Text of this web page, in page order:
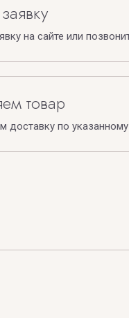
на сайте или
товар
доставку по